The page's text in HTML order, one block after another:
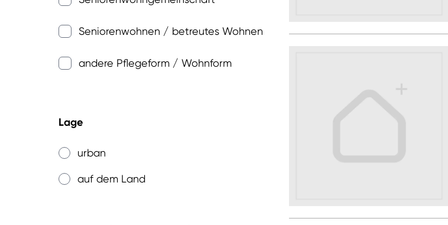
Seniorenwohnen / betreutes Wohnen
andere Pflegeform / Wohnform
Lage
urban
auf dem Land